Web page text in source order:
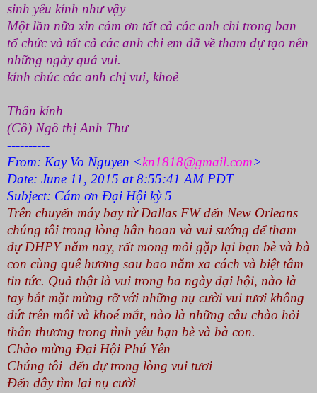
sinh yêu kính như vậy
Một lần nữa xin cám ơn tất cả các anh chi trong ban
tổ chức và tất cả các anh chi em đã về tham dự tạo nên
những ngày quá vui.
kính chúc các anh chị vui, khoẻ
Thân kính
(Cô) Ngô thị Anh Thư
----------
From: Kay Vo Nguyen <kn1818@gmail.com>
Date: June 11, 2015 at8:55:41 AM PDT
Subject: Cám ơn Đại Hội kỳ 5
Trên chuyến máy bay từ Dallas FW đến New Orleans
chúng tôi trong lòng hân hoan và vui sướng để tham
dự DHPY năm nay, rất mong mỏi gặp lại bạn bè và bà
con cùng quê hương sau bao năm xa cách và biệt tâm
tin tức. Quả thật là vui trong ba ngày đại hội, nào là
tay bắt mặt mừng rỡ với những nụ cười vui tươi không
dứt trên môi và khoé mắt, nào là những câu chào hỏi
thân thương trong tình yêu bạn bè và bà con.
Chào mừng Đại Hội Phú Yên
Chúng tôi đến dự trong lòng vui tươi
Đến đây tìm lại nụ cười